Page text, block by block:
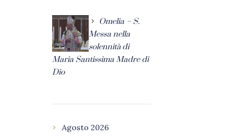
Omelia – S.
Messa nella
solennità di
Maria Santissima Madre di
Dio
Agosto 2026